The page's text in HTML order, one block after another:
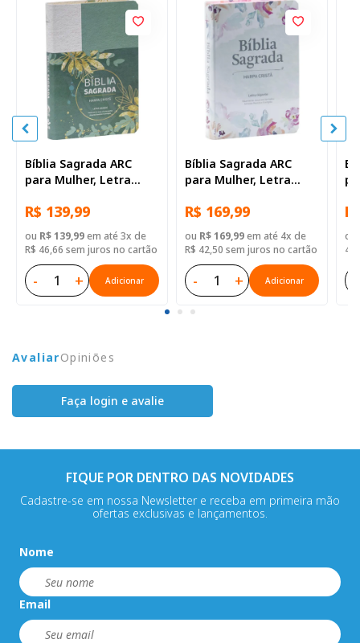
Bíblia Sagrada ARC
para Mulher, Letra
de Jesus destacadas,
com Harpa Cristã, com
mapa, Capa Couro
Sintético Floral
R$ 139,99
ou R$ 139,99em até 3x de
R$ 46,66 sem juros no cartão
- + Adicionar
Bíblia Sagrada ARC
para Mulher, Letra
de Jesus destacadas,
com Harpa Cristã, com
mapa, Capa Couro
Sintético Ilustrada:
Lilas
R$ 169,99
ou R$ 169,99em até 4x de
R$ 42,50 sem juros no cartão
- + Adicionar
ou
AvaliarOpiniões
Faça login e avalie
FIQUE POR DENTRO DAS NOVIDADES
Cadastre-se em nossa Newsletter e receba em primeira mão
ofertas exclusivas e lançamentos.
Nome
Email